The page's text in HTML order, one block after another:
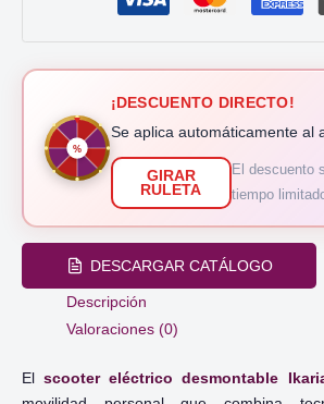
%
¡DESCUENTO DIRECTO!
Se aplica automáticamente al
GIRAR
RULETA
El descuento
tiempo
DESCARGAR CATÁLOGO
Descripción
Valoraciones (0)
Elscooter eléctrico desmontable